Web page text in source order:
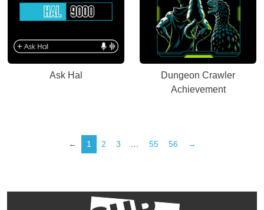
Ask Hal
Dungeon Crawler
Achievement
← 1 2 3 … 55 56 →